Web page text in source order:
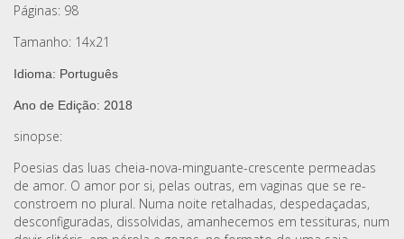
Páginas: 98
Tamanho: 14x21
Idioma: Português
Ano de Edição: 2018
sinopse:
Poesias das luas cheia-nova-minguante-crescente permeadas
de amor. O amor por si, pelas outras, em vaginas que se re-
constroem no plural. Numa noite retalhadas, despedaçadas,
desconfiguradas, dissolvidas, amanhecemos em tessituras, num